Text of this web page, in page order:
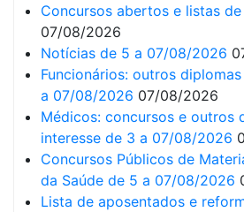
Concursos abertos e listas
07/08/2026
Notícias de 5 a 07/08/2026
Funcionários: outros
a 07/08/2026 07/08/2026
Médicos: concursos e outros
interesse de 3 a 07/08/2026
Concursos Públicos de
da Saúde de 5 a 07/08/2026
Lista de aposentados e